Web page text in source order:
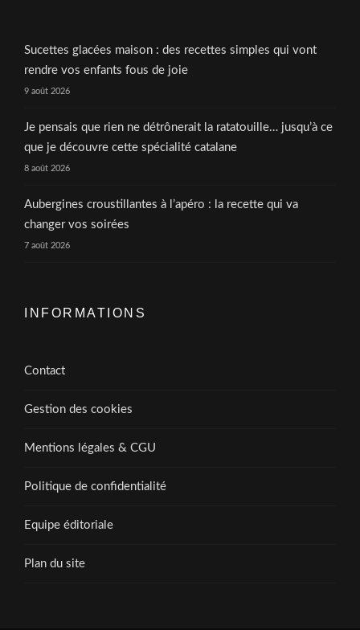
Sucettes glacées maison : des recettes simples qui vont
rendre vos enfants fous de joie
9 août 2026
Je pensais que rien ne détrônerait la ratatouille… jusqu’à ce
que je découvre cette spécialité catalane
8 août 2026
Aubergines croustillantes à l’apéro : la recette qui va
changer vos soirées
7 août 2026
INFORMATIONS
Contact
Gestion des cookies
Mentions légales & CGU
Politique de confidentialité
Equipe éditoriale
Plan du site